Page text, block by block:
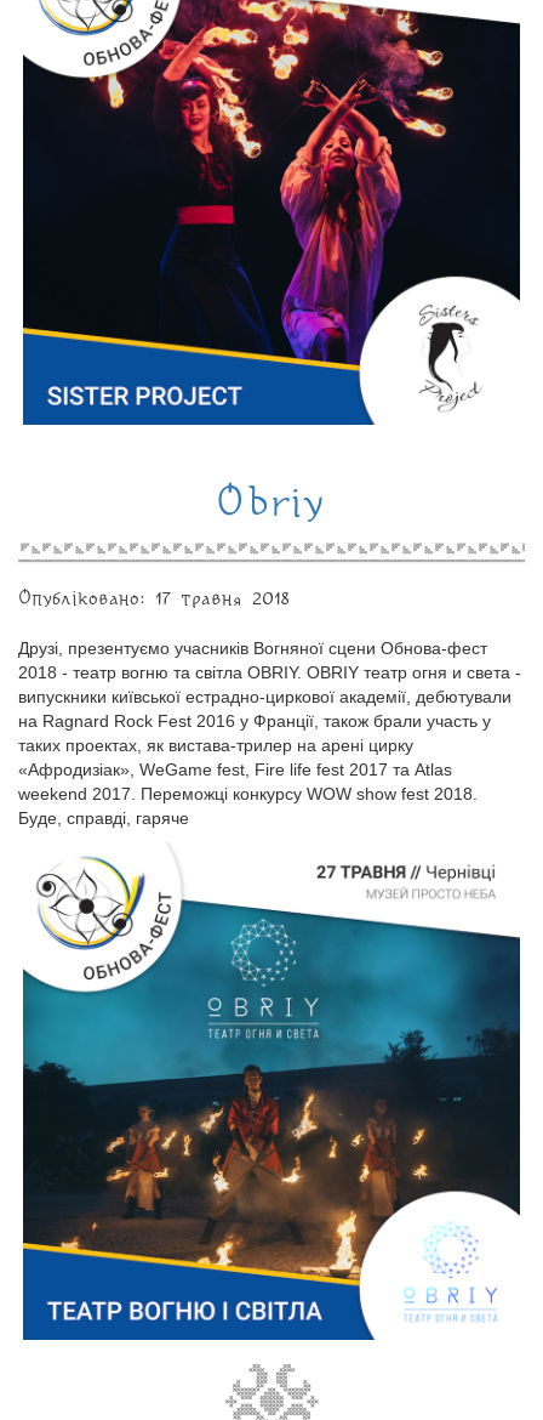
Obriy
Опубліковано: 17 травня 2018
Друзі, презентуємо учасників Вогняної сцени Обнова-фест
2018 - театр вогню та світла OBRIY. OBRIY театр огня и света -
випускники київської естрадно-циркової академії, дебютували
на Ragnard Rock Fest 2016 у Франції, також брали участь у
таких проектах, як вистава-трилер на арені цирку
«Афродизіак», WeGame fest, Fire life fest 2017 та Atlas
weekend 2017. Переможці конкурсу WOW show fest 2018.
Буде, справді, гаряче